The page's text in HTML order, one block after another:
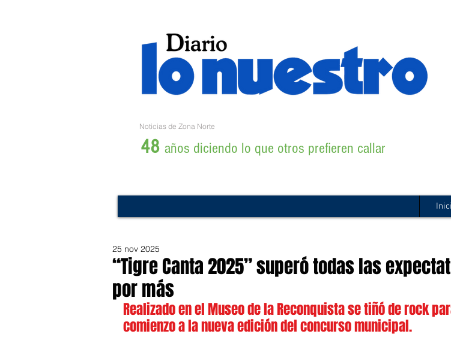
Noticias de Zona Norte
48 años diciendo lo que otros prefieren callar
“Tigre Canta 2025” superó todas las
por más
25 nov 2025
Realizado en el Museo de la Reconquista se tiñó de rock
comienzo a la nueva edición del concurso municipal.